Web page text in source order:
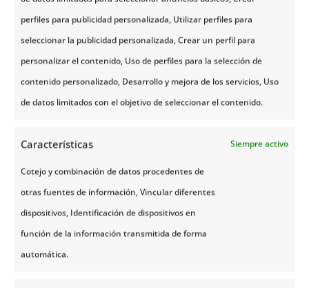
perfiles para publicidad personalizada, Utilizar perfiles para
seleccionar la publicidad personalizada, Crear un perfil para
personalizar el contenido, Uso de perfiles para la selección de
contenido personalizado, Desarrollo y mejora de los servicios, Uso
de datos limitados con el objetivo de seleccionar el contenido.
Características Siempre activo
Cotejo y combinación de datos procedentes de
otras fuentes de información, Vincular diferentes
dispositivos, Identificación de dispositivos en
función de la información transmitida de forma
automática.